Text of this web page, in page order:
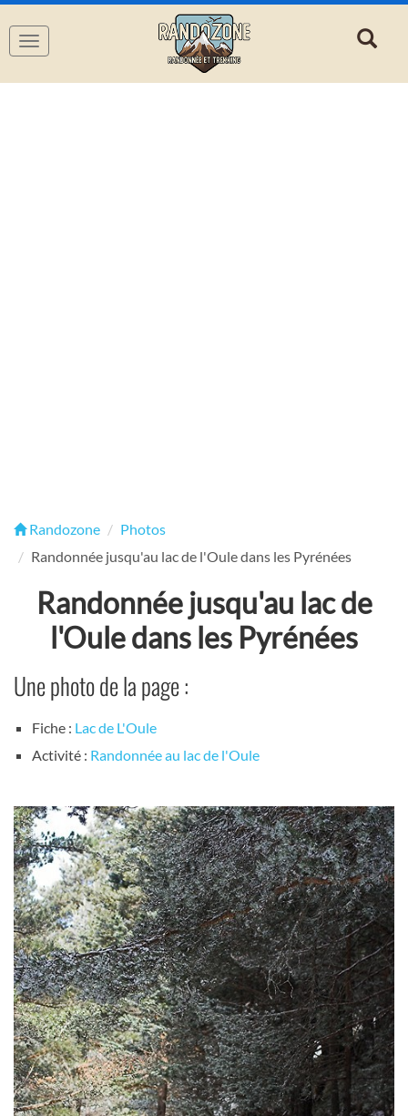
Navigation
Randozone
Photos
Randonnée jusqu'au lac de l'Oule dans les Pyrénées
Randonnée jusqu'au lac de
l'Oule dans les Pyrénées
Une photo de la page :
Fiche : Lac de L'Oule
Activité : Randonnée au lac de l'Oule